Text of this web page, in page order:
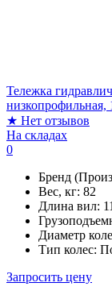
Тележка
низкопрофильная,
★ Нет отзывов
На складах
0
Бренд
Вес, кг: 82
Длина вил:
Диаметр
Тип колес:
Запросить цену